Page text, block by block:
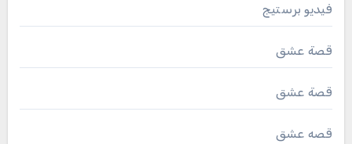
فيديو برستيج
قصة عشق
قصة عشق
قصه عشق